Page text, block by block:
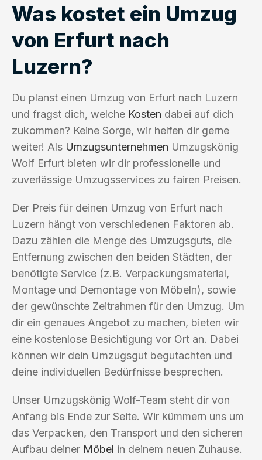
Was kostet ein Umzug
von Erfurt nach
Luzern?
Du planst einen Umzug von Erfurt nach Luzern
und fragst dich, welche Kosten dabei auf dich
zukommen? Keine Sorge, wir helfen dir gerne
weiter! Als Umzugsunternehmen Umzugskönig
Wolf Erfurt bieten wir dir professionelle und
zuverlässige Umzugsservices zu fairen Preisen.
Der Preis für deinen Umzug von Erfurt nach
Luzern hängt von verschiedenen Faktoren ab.
Dazu zählen die Menge des Umzugsguts, die
Entfernung zwischen den beiden Städten, der
benötigte Service (z.B. Verpackungsmaterial,
Montage und Demontage von Möbeln), sowie
der gewünschte Zeitrahmen für den Umzug. Um
dir ein genaues Angebot zu machen, bieten wir
eine kostenlose Besichtigung vor Ort an. Dabei
können wir dein Umzugsgut begutachten und
deine individuellen Bedürfnisse besprechen.
Unser Umzugskönig Wolf-Team steht dir von
Anfang bis Ende zur Seite. Wir kümmern uns um
das Verpacken, den Transport und den sicheren
Aufbau deiner Möbel in deinem neuen Zuhause.